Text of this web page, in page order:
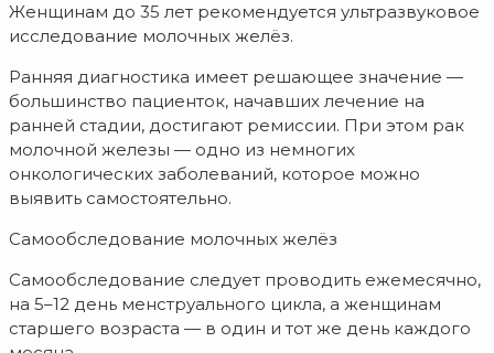
Женщинам до 35 лет рекомендуется ультразвуковое
исследование молочных желёз.
Ранняя диагностика имеет решающее значение —
большинство пациенток, начавших лечение на
ранней стадии, достигают ремиссии. При этом рак
молочной железы — одно из немногих
онкологических заболеваний, которое можно
выявить самостоятельно.
Самообследование молочных желёз
Самообследование следует проводить ежемесячно,
на 5–12 день менструального цикла, а женщинам
старшего возраста — в один и тот же день каждого